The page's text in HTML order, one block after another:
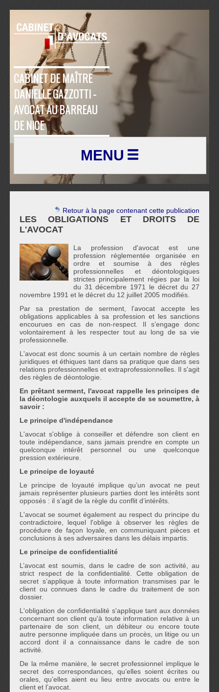
CABINET DE MAÎTRE
DANIELLE GAZZOTTI -
AVOCAT AU BARREAU
DE NICE
MENU
Retour à la page contenant cette publication
LES OBLIGATIONS ET DROITS DE
L'AVOCAT
La profession d'avocat est une
profession réglementée organisée en
ordre et soumise à des règles
professionnelles et déontologiques
strictes principalement régies par la loi
du 31 décembre 1971 le décret du 27
novembre 1991 et le décret du 12 juillet 2005 modifiés.
Par sa prestation de serment, l’avocat accepte les
obligations applicables à sa profession et les sanctions
encourues en cas de non-respect. Il s’engage donc
volontairement à les respecter tout au long de sa vie
professionnelle.
L'avocat est donc soumis à un certain nombre de règles
juridiques et éthiques tant dans sa pratique que dans ses
relations professionnelles et extraprofessionnelles. Il s'agit
des règles de déontologie.
En prêtant serment, l'avocat rappelle les principes de
la déontologie auxquels il accepte de se soumettre, à
savoir :
Le principe d'indépendance
L'avocat s'oblige à conseiller et défendre son client en
toute indépendance, sans jamais prendre en compte un
quelconque intérêt personnel ou une quelconque
pression extérieure.
Le principe de loyauté
Le principe de loyauté implique qu’un avocat ne peut
jamais représenter plusieurs parties dont les intérêts sont
opposés : il s’agit de la règle du conflit d’intérêts.
L'avocat se soumet également au respect du principe du
contradictoire, lequel l'oblige à observer les règles de
procédure de façon loyale, en communiquant pièces et
conclusions à ses adversaires dans les délais impartis.
Le principe de confidentialité
L’avocat est soumis, dans le cadre de son activité, au
strict respect de la confidentialité. Cette obligation de
secret s’applique à toute information transmises par le
client ou connues dans le cadre du traitement de son
dossier.
L'obligation de confidentialité s'applique tant aux données
concernant son client qu'à toute information relative à un
partenaire de son client, un débiteur ou encore toute
autre personne impliquée dans un procès, un litige ou un
accord dont il a connaissance dans le cadre de son
activité.
De la même manière, le secret professionnel implique le
secret des correspondances, qu’elles soient écrites ou
orales, qu’elles aient eu lieu entre avocats ou entre le
client et l’avocat.